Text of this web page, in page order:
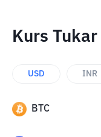
Kurs
USD INR
BTC